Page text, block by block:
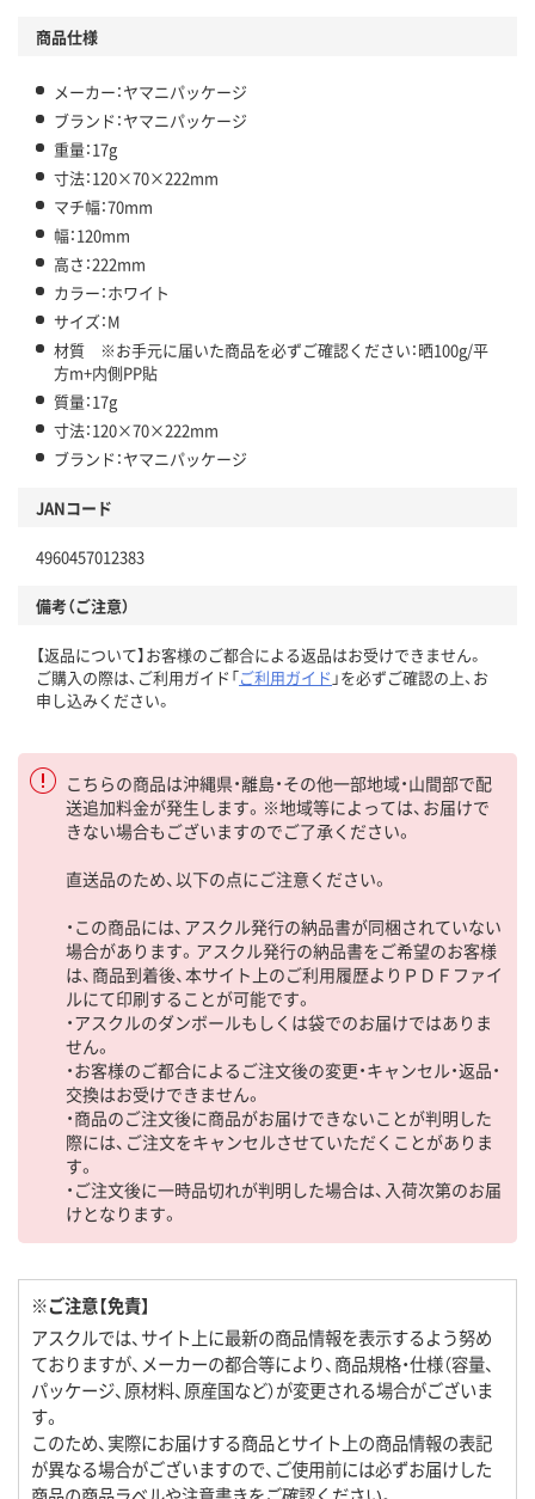
商品仕様
メーカー：ヤマニパッケージ
ブランド：ヤマニパッケージ
重量：17g
寸法：120×70×222mm
マチ幅：70mm
幅：120mm
高さ：222mm
カラー：ホワイト
サイズ：M
材質 ※お手元に届いた商品を必ずご確認ください：晒100g/平
方m+内側PP貼
質量：17g
寸法：120×70×222mm
ブランド：ヤマニパッケージ
JANコード
4960457012383
備考（ご注意）
【返品について】お客様のご都合による返品はお受けできません。
ご購入の際は、ご利用ガイド「ご利用ガイド 」を必ずご確認の上、お
申し込みください。
こちらの商品は沖縄県・離島・その他一部地域・山間部で配
送追加料金が発生します。※地域等によっては、お届けで
きない場合もございますのでご了承ください。
直送品のため、以下の点にご注意ください。
・この商品には、アスクル発行の納品書が同梱されていない
場合があります。アスクル発行の納品書をご希望のお客様
は、商品到着後、本サイト上のご利用履歴よりＰＤＦファイ
ルにて印刷することが可能です。
・アスクルのダンボールもしくは袋でのお届けではありま
せん。
・お客様のご都合によるご注文後の変更・キャンセル・返品・
交換はお受けできません。
・商品のご注文後に商品がお届けできないことが判明した
際には、ご注文をキャンセルさせていただくことがありま
す。
・ご注文後に一時品切れが判明した場合は、入荷次第のお届
けとなります。
※ご注意【免責】
アスクルでは、サイト上に最新の商品情報を表示するよう努め
ておりますが、メーカーの都合等により、商品規格・仕様（容量、
パッケージ、原材料、原産国など）が変更される場合がございま
す。
このため、実際にお届けする商品とサイト上の商品情報の表記
が異なる場合がございますので、ご使用前には必ずお届けした